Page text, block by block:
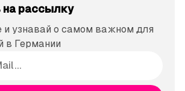
рассылку
и узнавай о самом важном для
в Германии